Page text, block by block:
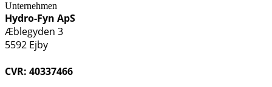
Unternehmen
Hydro-Fyn ApS
Æblegyden 3
5592 Ejby
CVR: 40337466